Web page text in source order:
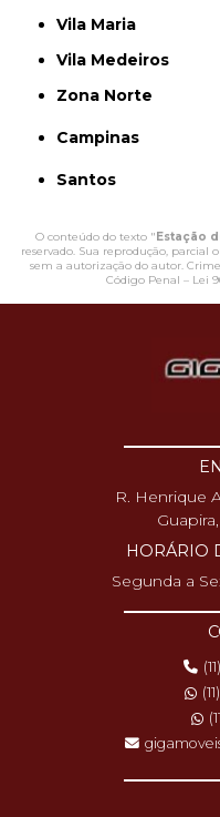
Vila Maria
Vila Medeiros
Zona Norte
Campinas
Santos
O conteúdo do texto "Estação
reservado. Sua reprodução, parcial
sem a autorização do autor.
Código Penal – Lei
R. Henrique
HORÁRIO
Segunda a